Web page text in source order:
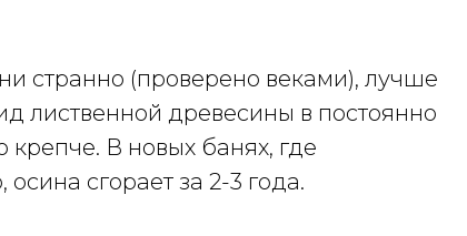
странно (проверено веками), лучше
лиственной древесины в постоянно
крепче. В новых банях, где
сгорает за 2-3 года.